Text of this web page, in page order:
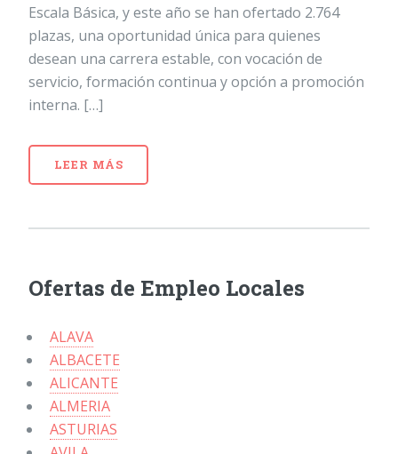
Escala Básica, y este año se han ofertado 2.764
plazas, una oportunidad única para quienes
desean una carrera estable, con vocación de
servicio, formación continua y opción a promoción
interna. […]
LEER MÁS
Ofertas de Empleo Locales
ALAVA
ALBACETE
ALICANTE
ALMERIA
ASTURIAS